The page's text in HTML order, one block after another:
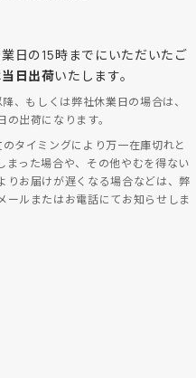
日の15時までにいただいたご
当日出荷いたします。
、もしくは弊社休業日の場合は、
の出荷になります。
タイミングにより万一在庫切れと
まった場合や、その他やむを得ない
りお届けが遅くなる場合などは、弊
ールまたはお電話にてお知らせしま